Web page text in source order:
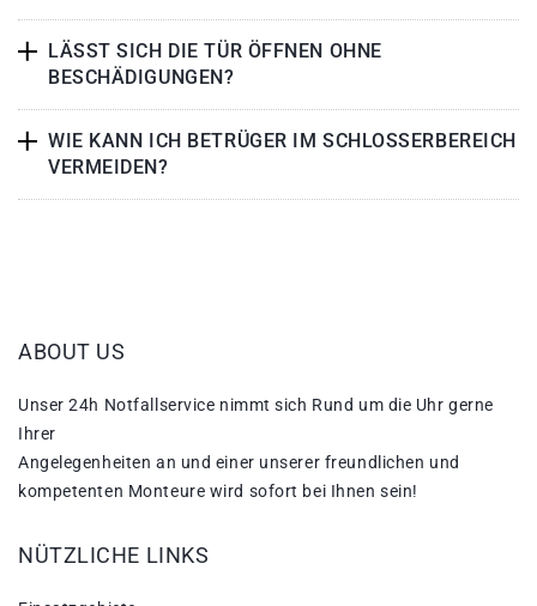
LÄSST SICH DIE TÜR ÖFFNEN OHNE
BESCHÄDIGUNGEN?
WIE KANN ICH BETRÜGER IM SCHLOSSERBEREICH
VERMEIDEN?
ABOUT US
Unser 24h Notfallservice nimmt sich Rund um die Uhr gerne
Ihrer
Angelegenheiten an und einer unserer freundlichen und
kompetenten Monteure wird sofort bei Ihnen sein!
NÜTZLICHE LINKS